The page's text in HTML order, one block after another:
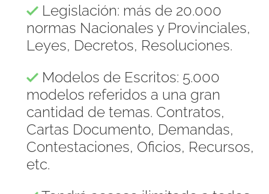
Legislación: más de 20.000
normas Nacionales y Provinciales,
Leyes, Decretos, Resoluciones.
Modelos de Escritos: 5.000
modelos referidos a una gran
cantidad de temas. Contratos,
Cartas Documento, Demandas,
Contestaciones, Oficios, Recursos,
etc.